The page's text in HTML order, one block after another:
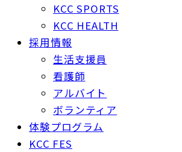
KCC SPORTS
KCC HEALTH
採用情報
生活支援員
看護師
アルバイト
ボランティア
体験プログラム
KCC FES